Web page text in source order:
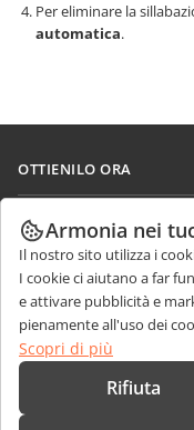
Per eliminare la
automatica.
OTTIENILO ORA
Docs
DocSpace
Workspace
Connettori
App desktop
COLLABORA
Per i contributori
Per i traduttori
Per gli influencer
Offerte di lavoro
RICEVI NOTIZIE
Blog
RICEVI AIUTO
Forum
CONTATTACI
Domande sulle vendite
Armonia nei
Il nostro sito utilizza i
I cookie ci aiutano a far
e attivare pubblicità e
pienamente all'uso dei
Scopri di più
Rifiuta